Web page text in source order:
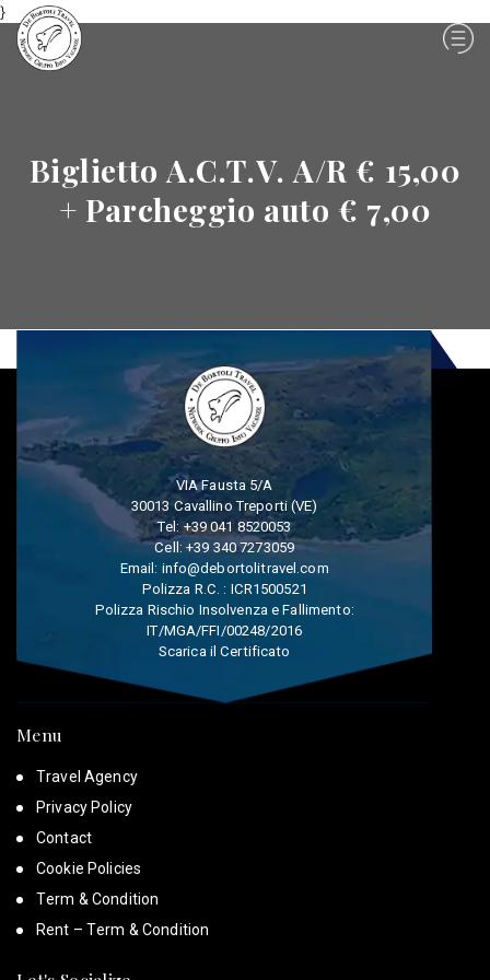
}
Biglietto A.C.T.V. A/R € 15,00
+ Parcheggio auto € 7,00
VIA Fausta 5/A
30013 Cavallino Treporti (VE)
Tel:+39 041 8520053
Cell:+39 340 7273059
Email: info@debortolitravel.com
Polizza R.C. : ICR1500521
Polizza Rischio Insolvenza e Fallimento:
IT/MGA/FFI/00248/2016
Scarica il Certificato
Menu
Travel Agency
Privacy Policy
Contact
Cookie Policies
Term & Condition
Rent – Term & Condition